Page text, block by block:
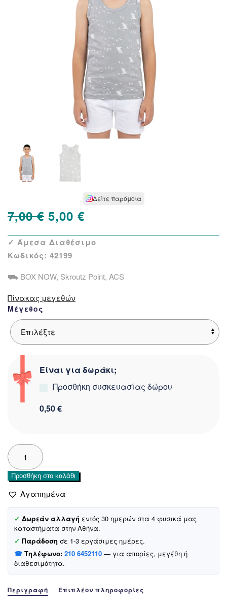
Δείτε παρόμοια
7,00€ Original
price
was:
5,00 €
τρέχουσα
τιμή
5,00 €.
✓ Άμεσα Διαθέσιμο
Κωδικός: 42199
⛟ BOX NOW, Skroutz Point, ACS
Πίνακας μεγεθών
Μέγεθος
Είναι για δωράκι;
Προσθήκη συσκευασίας δώρου
0,50 €
Defne
Baby
φανελάκι
με
στάμπες
«Mountains»
ποσότητα
Προσθήκη στο καλάθι
Αγαπημένα
✓ Δωρεάν αλλαγή εντός 30 ημερών στα 4 φυσικά μας
καταστήματα στην Αθήνα.
✓ Παράδοση σε 1-3 εργάσιμες ημέρες.
☎ Τηλέφωνο: 210 6452110 — για απορίες, μεγέθη ή
διαθεσιμότητα.
Περιγραφή Επιπλέον πληροφορίες